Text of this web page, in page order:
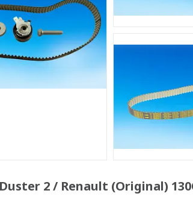
2 / Renault (Original)